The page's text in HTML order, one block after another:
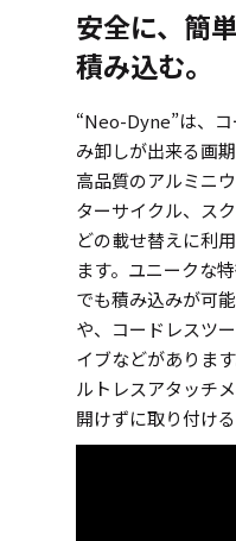
安全に、簡
積み込む。
“Neo-Dyne”は、
み卸しが出来る画
高品質のアルミニ
ターサイクル、ス
どの載せ替えに利
ます。ユニークな
でも積み込みが可
や、コードレスツ
イブなどがありま
ルトレスアタッチ
開けずに取り付け